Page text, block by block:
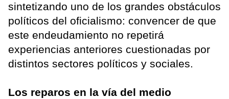
sintetizando uno de los grandes obstáculos
políticos del oficialismo: convencer de que
este endeudamiento no repetirá
experiencias anteriores cuestionadas por
distintos sectores políticos y sociales.
Los reparos en la vía del medio